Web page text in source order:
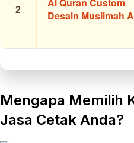
2
Desain Muslimah
Mengapa Memilih
Jasa Cetak Anda?